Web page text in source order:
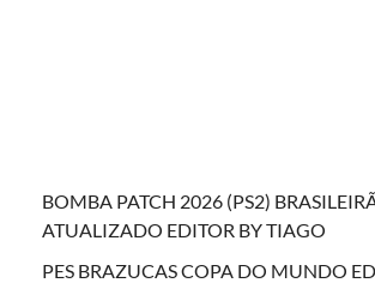
BOMBA PATCH 2026 (PS2)
ATUALIZADO EDITOR BY TIAGO
PES BRAZUCAS COPA DO MUNDO